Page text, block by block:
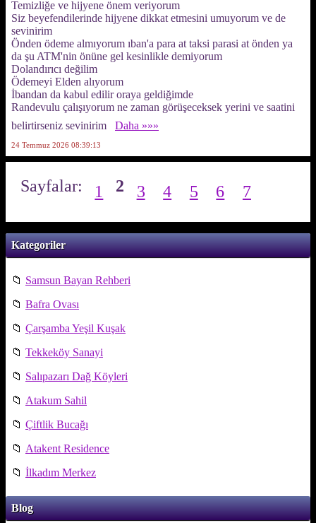
Kategoriler
📁 Samsun Bayan Rehberi
📁 Bafra Ovası
📁 Çarşamba Yeşil Kuşak
📁 Tekkeköy Sanayi
📁 Salıpazarı Dağ Köyleri
📁 Atakum Sahil
📁 Çiftlik Bucağı
📁 Atakent Residence
📁 İlkadım Merkez
Blog
Temizliğe ve hijyene önem veriyorum
Siz beyefendilerinde hijyene dikkat etmesini umuyorum ve de
sevinirim
Önden ödeme almıyorum ıban'a para at taksi parasi at önden ya
da şu ATM'nin önüne gel kesinlikle demiyorum
Dolandırıcı değilim
Ödemeyi Elden alıyorum
İbandan da kabul edilir oraya geldiğimde
Randevulu çalışıyorum ne zaman görüşeceksek yerini ve saatini
belirtirseniz sevinirim
Daha »»»
24 Temmuz 2026 08:39:13
Sayfalar: 1 2 3 4 5 6 7